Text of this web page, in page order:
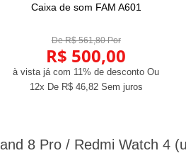
Caixa de som FAM A601
De R$ 561,80 Por
R$ 500,00
à vista já com 11% de desconto Ou
12x De R$ 46,82Sem juros
8 Pro / Redmi Watch 4